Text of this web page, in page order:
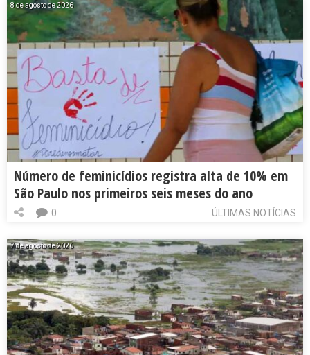
8 de agosto de 2026
Número de feminicídios registra alta de 10% em
São Paulo nos primeiros seis meses do ano
ÚLTIMAS NOTÍCIAS
0
7 de agosto de 2026